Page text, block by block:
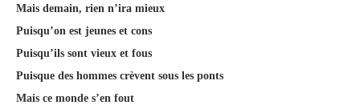
Mais demain, rien n’ira mieux
Puisqu’on est jeunes et cons
Puisqu’ils sont vieux et fous
Puisque des hommes crèvent sous les ponts
Mais ce monde s’en fout